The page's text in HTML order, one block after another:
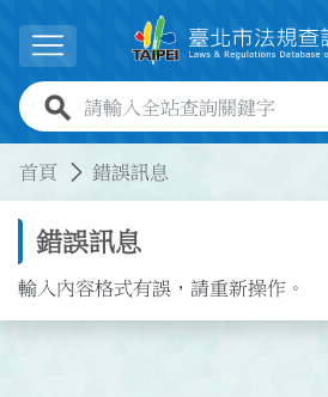
展開選單
全站查詢關鍵字欄位
首頁 錯誤訊息
錯誤訊息
輸入內容格式有誤，請重新操作。